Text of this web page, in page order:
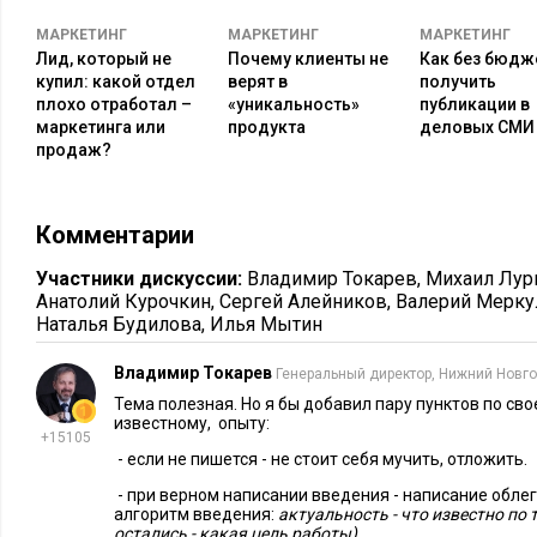
грамматические и пунктуационные ошибки исправит сам
доработать специалисты издательства, куда приняли книгу
автором специалисты. Корректор вычитает текст на
языка, а литературный редактор уберет все
смысла написанного.
синонимов. Речь идет не столько о терминах, на которых
наверняка прекрасно ими владеет, сколько о
используем не слишком часто и потому иногда даже не
смысле. Чтобы не допустить подобных ошибок, при
Где найти время на написание книги?
Книгу невозможно написать, если изначально не принять
бизнес-задачу, для которой нужно специально выделить
и уделять ей внимание каждый день! Для этого важно
МАРКЕТИНГ
Лид, который не
купил: какой отдел
плохо отработал –
маркетинга или
продаж?
МАРКЕТИНГ
Почему клиенты не
верят в
«уникальность»
продукта
МАРКЕТИНГ
Как без
получить
публикации в
деловых СМИ
Комментарии
Участники дискуссии: Владимир Токарев, Михаил
Анатолий Курочкин, Сергей Алейников, Валерий
Наталья Будилова, Илья Мытин
+15105
Владимир Токарев Генеральный директор, Нижний
Тема полезная. Но я бы добавил пару пунктов по
известному, опыту:
- если не пишется - не стоит себя мучить, отложить.
- при верном написании введения - написание
алгоритм введения: актуальность - что известно